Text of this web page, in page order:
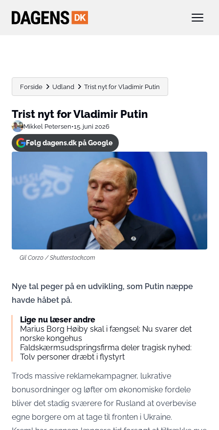
Forside Udland Trist nyt for Vladimir Putin
Trist nyt for Vladimir Putin
Mikkel Petersen•15. juni 2026
Følg dagens.dk på Google
Gil Corzo / Shutterstock.com
Nye tal peger på en udvikling, som Putin næppe
havde håbet på.
Lige nu læser andre
Marius Borg Høiby skal i fængsel: Nu svarer det
norske kongehus
Faldskærmsudspringsfirma deler tragisk nyhed:
Tolv personer dræbt i flystyrt
Trods massive reklamekampagner, lukrative
bonusordninger og løfter om økonomiske fordele
bliver det stadig sværere for Rusland at overbevise
egne borgere om at tage til fronten i Ukraine.